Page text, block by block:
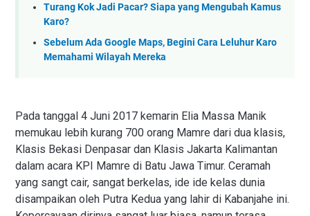
Turang Kok Jadi Pacar? Siapa yang Mengubah Kamus
Karo?
Sebelum Ada Google Maps, Begini Cara Leluhur Karo
Memahami Wilayah Mereka
Pada tanggal 4 Juni 2017 kemarin Elia Massa Manik
memukau lebih kurang 700 orang Mamre dari dua klasis,
Klasis Bekasi Denpasar dan Klasis Jakarta Kalimantan
dalam acara KPI Mamre di Batu Jawa Timur. Ceramah
yang sangt cair, sangat berkelas, ide ide kelas dunia
disampaikan oleh Putra Kedua yang lahir di Kabanjahe ini.